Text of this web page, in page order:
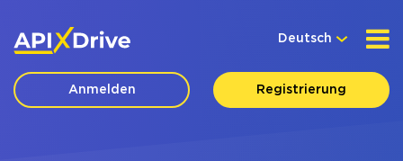
Deutsch
Anmelden Registrierung